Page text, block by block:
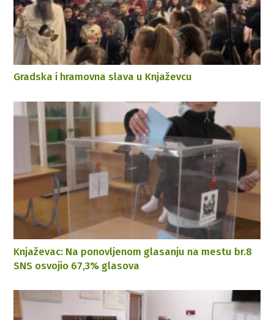
Gradska i hramovna slava u Knjaževcu
Knjaževac: Na ponovljenom glasanju na mestu br.8
SNS osvojio 67,3% glasova